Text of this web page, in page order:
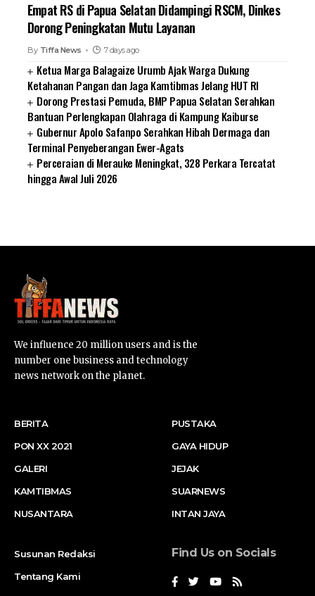
Empat RS di Papua Selatan Didampingi RSCM, Dinkes
Dorong Peningkatan Mutu Layanan
By Tiffa News 7 days ago
Ketua Marga Balagaize Urumb Ajak Warga Dukung
Ketahanan Pangan dan Jaga Kamtibmas Jelang HUT RI
Dorong Prestasi Pemuda, BMP Papua Selatan Serahkan
Bantuan Perlengkapan Olahraga di Kampung Kaiburse
Gubernur Apolo Safanpo Serahkan Hibah Dermaga dan
Terminal Penyeberangan Ewer-Agats
Perceraian di Merauke Meningkat, 328 Perkara Tercatat
hingga Awal Juli 2026
We influence 20 million users and is the
number one business and technology
news network on the planet.
BERITA
PON XX 2021
GALERI
KAMTIBMAS
NUSANTARA
PUSTAKA
GAYA HIDUP
JEJAK
SUARNEWS
INTAN JAYA
Susunan Redaksi
Tentang Kami
Find Us on Socials